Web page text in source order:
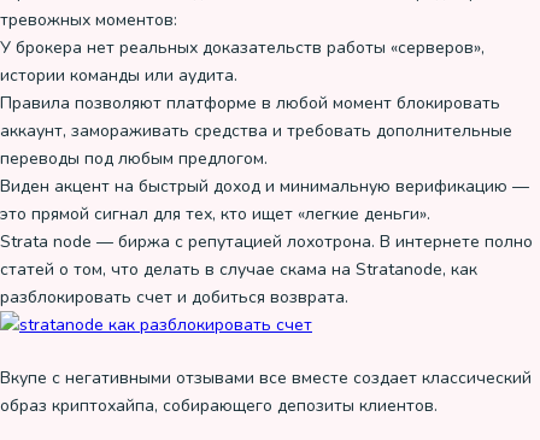
тревожных моментов:
У брокера нет реальных доказательств работы «серверов»,
истории команды или аудита.
Правила позволяют платформе в любой момент блокировать
аккаунт, замораживать средства и требовать дополнительные
переводы под любым предлогом.
Виден акцент на быстрый доход и минимальную верификацию —
это прямой сигнал для тех, кто ищет «легкие деньги».
Strata node — биржа с репутацией лохотрона. В интернете полно
статей о том, что делать в случае скама на Stratanode, как
разблокировать счет и добиться возврата.
Вкупе с негативными отзывами все вместе создает классический
образ криптохайпа, собирающего депозиты клиентов.